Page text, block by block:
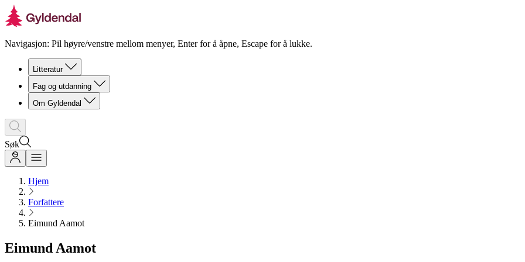
Navigasjon: Pil høyre/venstre mellom menyer, Enter for å åpne, Escape for å lukke.
Litteratur
Fag og utdanning
Om Gyldendal
Søk
Hjem
Forfattere
Eimund Aamot
Eimund Aamot